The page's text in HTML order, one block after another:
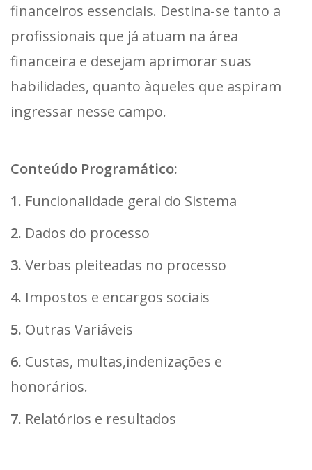
financeiros essenciais. Destina-se tanto a
profissionais que já atuam na área
financeira e desejam aprimorar suas
habilidades, quanto àqueles que aspiram
ingressar nesse campo.
Conteúdo Programático:
1. Funcionalidade geral do Sistema
2. Dados do processo
3. Verbas pleiteadas no processo
4. Impostos e encargos sociais
5. Outras Variáveis
6. Custas, multas,indenizações e
honorários.
7. Relatórios e resultados